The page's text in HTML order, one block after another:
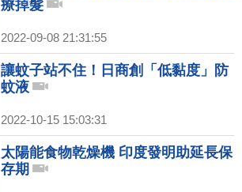
療掉髮
2022-09-08 21:31:55
讓蚊子站不住！日商創「低黏度」防
蚊液
2022-10-15 15:03:31
太陽能食物乾燥機 印度發明助延長保
存期